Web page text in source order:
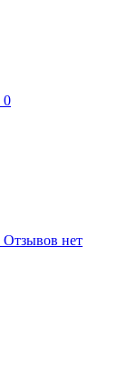
0
Отзывов нет